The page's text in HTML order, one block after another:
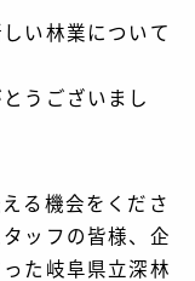
い林業について
うございまし
る機会をくださ
ッフの皆様、企
た岐阜県立深林